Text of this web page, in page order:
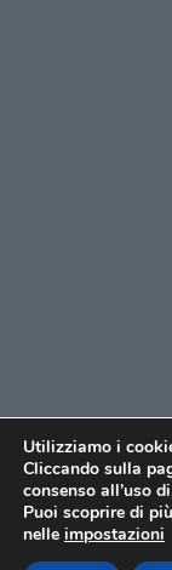
Utilizziamo i
Cliccando sulla
consenso all’uso
Puoi scoprire di
nelle impostazioni